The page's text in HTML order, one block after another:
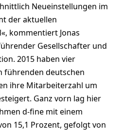
Neueinstellungen im
der aktuellen
kommentiert Jonas
Gesellschafter und
2015 haben vier
führenden deutschen
ihre Mitarbeiterzahl um
Ganz vorn lag hier
d-fine mit einem
15,1 Prozent, gefolgt von